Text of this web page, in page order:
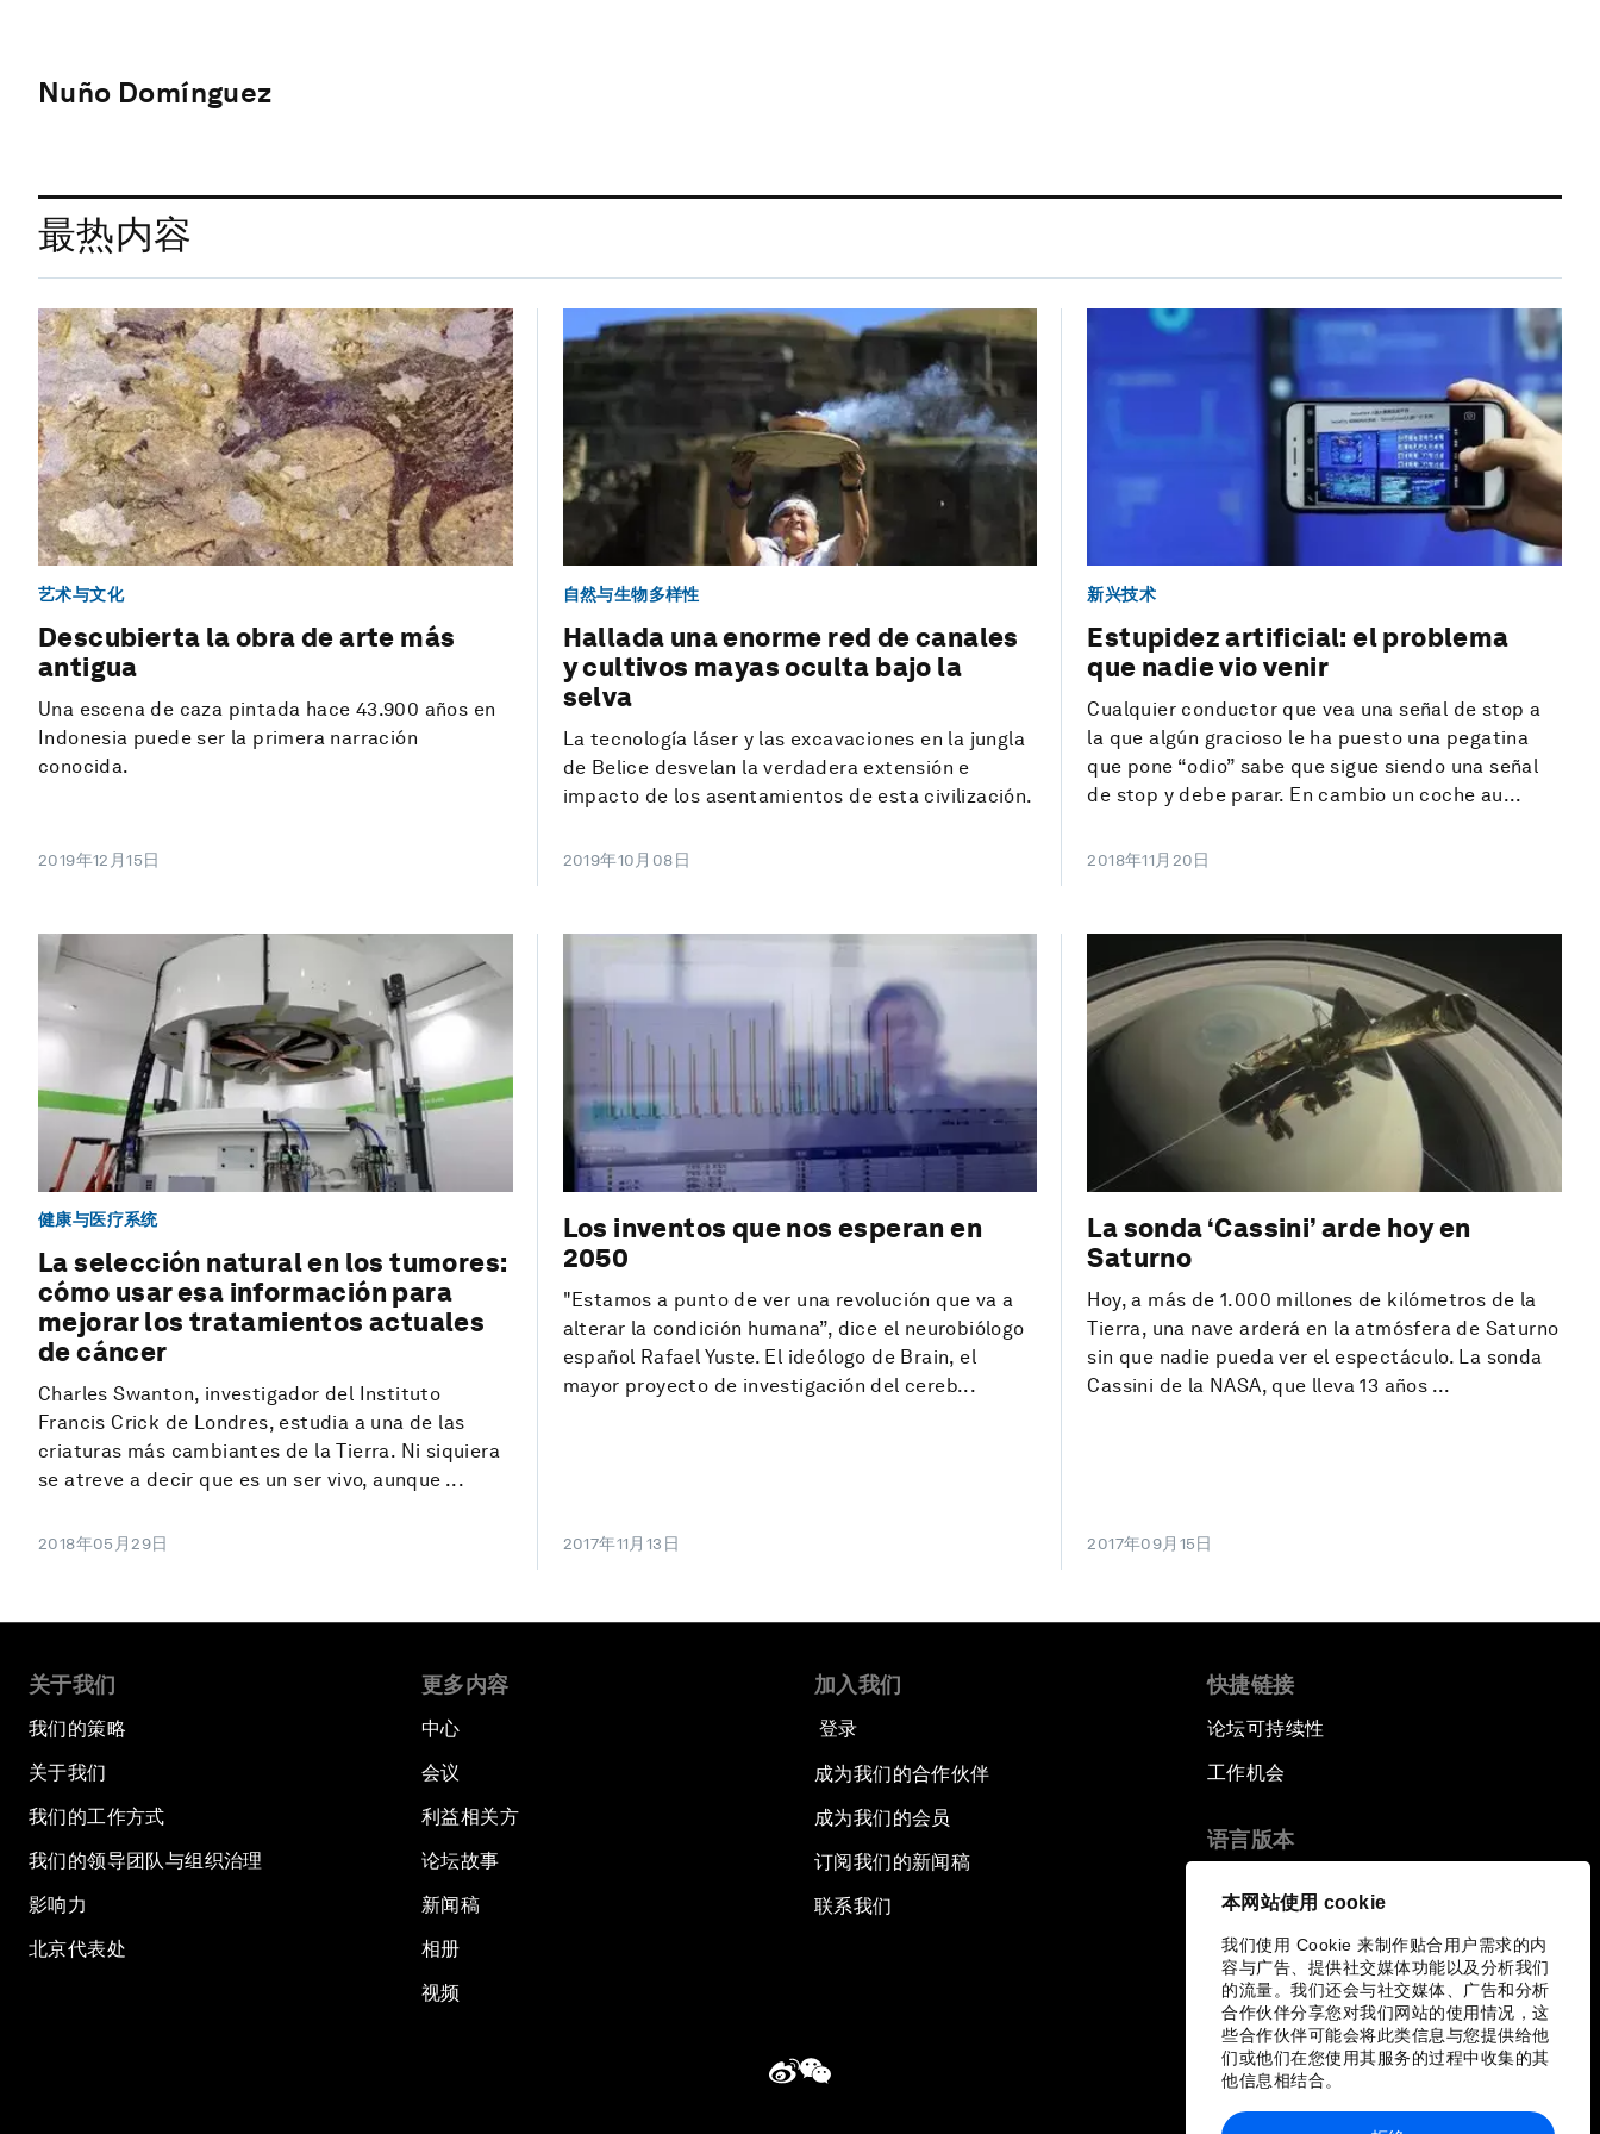
本网站使用 cookie
我们使用 Cookie 来制作贴合用户需求的内
容与广告、提供社交媒体功能以及分析我们
的流量。我们还会与社交媒体、广告和分析
合作伙伴分享您对我们网站的使用情况，这
些合作伙伴可能会将此类信息与您提供给他
们或他们在您使用其服务的过程中收集的其
他信息相结合。
Nuño Domínguez
最热内容
艺术与文化
Descubierta la obra de arte más
antigua
Una escena de caza pintada hace 43.900 años en
Indonesia puede ser la primera narración
conocida.
2019年12月15日
自然与生物多样性
Hallada una enorme red de canales
y cultivos mayas oculta bajo la
selva
La tecnología láser y las excavaciones en la jungla
de Belice desvelan la verdadera extensión e
impacto de los asentamientos de esta civilización.
2019年10月08日
新兴技术
Estupidez artificial: el problema
que nadie vio venir
Cualquier conductor que vea una señal de stop a
la que algún gracioso le ha puesto una pegatina
que pone “odio” sabe que sigue siendo una señal
de stop y debe parar. En cambio un coche au...
2018年11月20日
健康与医疗系统
La selección natural en los tumores:
cómo usar esa información para
mejorar los tratamientos actuales
de cáncer
Charles Swanton, investigador del Instituto
Francis Crick de Londres, estudia a una de las
criaturas más cambiantes de la Tierra. Ni siquiera
se atreve a decir que es un ser vivo, aunque ...
2018年05月29日
Los inventos que nos esperan en
2050
"Estamos a punto de ver una revolución que va a
alterar la condición humana”, dice el neurobiólogo
español Rafael Yuste. El ideólogo de Brain, el
mayor proyecto de investigación del cereb...
2017年11月13日
La sonda ‘Cassini’ arde hoy en
Saturno
Hoy, a más de 1.000 millones de kilómetros de la
Tierra, una nave arderá en la atmósfera de Saturno
sin que nadie pueda ver el espectáculo. La sonda
Cassini de la NASA, que lleva 13 años ...
2017年09月15日
关于我们
我们的策略
关于我们
我们的工作方式
我们的领导团队与组织治理
影响力
北京代表处
更多内容
中心
会议
利益相关方
论坛故事
新闻稿
相册
视频
加入我们
登录
成为我们的合作伙伴
成为我们的会员
订阅我们的新闻稿
联系我们
快捷链接
论坛可持续性
工作机会
语言版本